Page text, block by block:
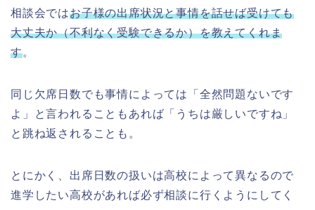
相談会ではお子様の出席状況と事情を話せば受けても
大丈夫か（不利なく受験できるか）を教えてくれま
す。
同じ欠席日数でも事情によっては「全然問題ないです
よ」と言われることもあれば「うちは厳しいですね」
と跳ね返されることも。
とにかく、出席日数の扱いは高校によって異なるので
進学したい高校があれば必ず相談に行くようにしてく